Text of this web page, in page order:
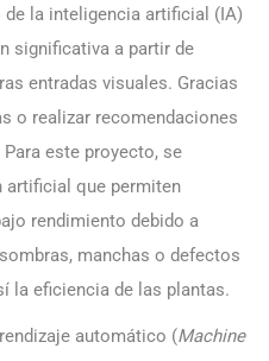
la inteligencia artificial (IA)
significativa a partir de
entradas visuales. Gracias
o realizar recomendaciones
este proyecto, se
artificial que permiten
rendimiento debido a
manchas o defectos
la eficiencia de las plantas.
automático (Machine